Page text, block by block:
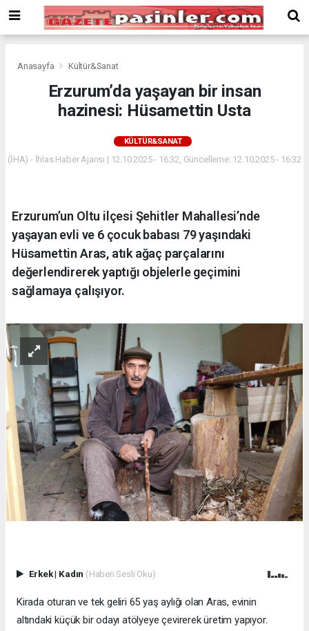
Bonusu
Veren
deneme
siteler
Veren
Anasayfa Kültür&Sanat
Erzurum’da yaşayan bir insan
hazinesi: Hüsamettin Usta
KÜLTÜR&SANAT
(İHA) - İhlas Haber Ajansı | 12.10.2025 - 16:32, Güncelleme: 12.10.2025 - 16:32
Erzurum’un Oltu ilçesi Şehitler Mahallesi’nde
yaşayan evli ve 6 çocuk babası 79 yaşındaki
Hüsamettin Aras, atık ağaç parçalarını
değerlendirerek yaptığı objelerle geçimini
sağlamaya çalışıyor.
Erkek| Kadın (Haberi Sesli Oku)
Kirada oturan ve tek geliri 65 yaş aylığı olan Aras, evinin
altındaki küçük bir odayı atölyeye çevirerek üretim yapıyor.